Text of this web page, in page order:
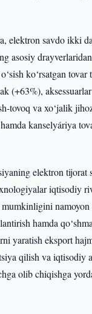
elektron savdo ikki
asosiy
ko‘rsatgan
(+63%),
tovoq va xo‘jalik
kanselyáriya
elektron tijorat
iqtisodiy
namoyon
hamda
yaratish eksport
qilish va iqtisodiy
olib chiqishga